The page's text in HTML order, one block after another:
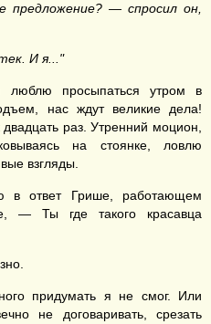
— спросил он,
И я. ."
просыпаться утром в
нас ждут великие дела!
раз. Утренний моцион,
на стоянке, ловлю
взгляды.
ответ Грише, работающем
— Ты где такого красавца
придумать я не смог. Или
не договаривать, срезать